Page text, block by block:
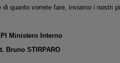
di quanto vorrete fare, inviamo i nostri
PI Ministero
Bruno STIRPARO